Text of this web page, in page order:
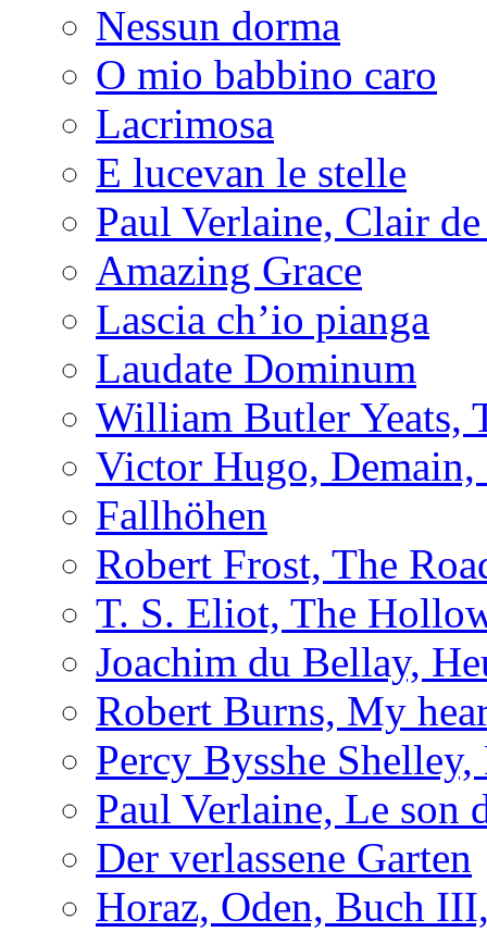
Nessun dorma
O mio babbino caro
Lacrimosa
E lucevan le stelle
Paul Verlaine, Clair
Amazing Grace
Lascia ch’io pianga
Laudate Dominum
William Butler Yeats,
Victor Hugo, Demain,
Fallhöhen
Robert Frost, The
T. S. Eliot, The
Joachim du Bellay,
Robert Burns, My
Percy Bysshe
Paul Verlaine, Le son
Der verlassene Garten
Horaz, Oden, Buch